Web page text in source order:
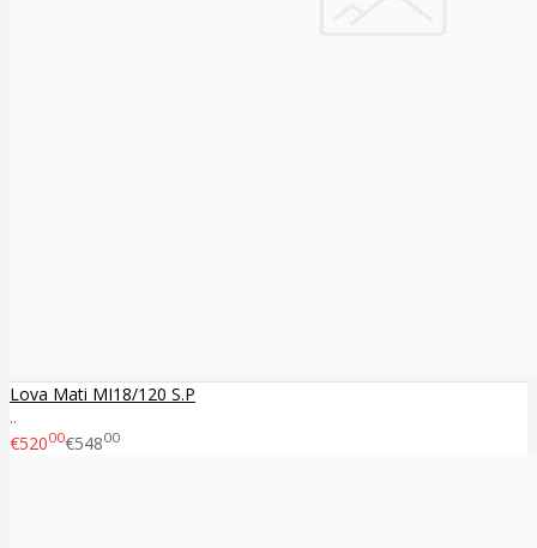
Lova Mati MI18/120 S.P
..
€52000€54800